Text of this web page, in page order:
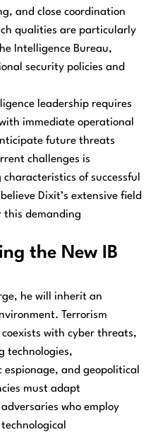
and close coordination
qualities are particularly
Intelligence Bureau,
security policies and
leadership requires
immediate operational
future threats
challenges is
of successful
Dixit’s extensive field
this demanding
the New IB
he will inherit an
Terrorism
with cyber threats,
technologies,
and geopolitical
must adapt
who employ